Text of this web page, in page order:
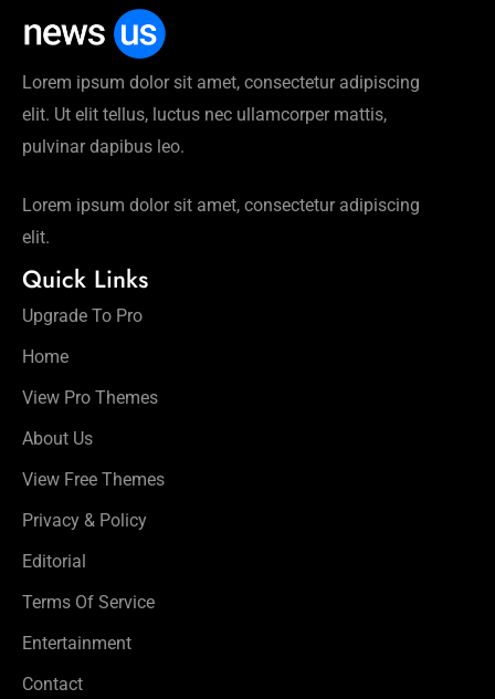
Lorem ipsum dolor sit amet, consectetur adipiscing
elit. Ut elit tellus, luctus nec ullamcorper mattis,
pulvinar dapibus leo.
Lorem ipsum dolor sit amet, consectetur adipiscing
elit.
Quick Links
Upgrade To Pro
Home
View Pro Themes
About Us
View Free Themes
Privacy & Policy
Editorial
Terms Of Service
Entertainment
Contact